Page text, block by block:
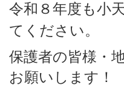
令和８年度も小
てください。
保護者の皆様・
お願いします！